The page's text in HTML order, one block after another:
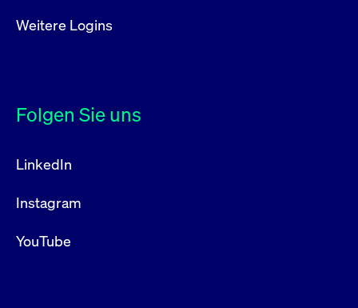
Weitere Logins
Folgen Sie uns
LinkedIn
Instagram
YouTube